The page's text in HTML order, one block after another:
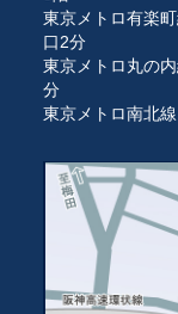
東京メトロ有楽
口2分
東京メトロ丸の
分
東京メトロ南北